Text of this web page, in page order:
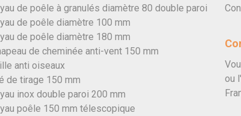
de poêle à granulés diamètre 80 double paroi
de poêle diamètre 100 mm
de poêle diamètre 180 mm
de cheminée anti-vent 150 mm
anti oiseaux
de tirage 150 mm
inox double paroi 200 mm
poêle 150 mm télescopique
ou